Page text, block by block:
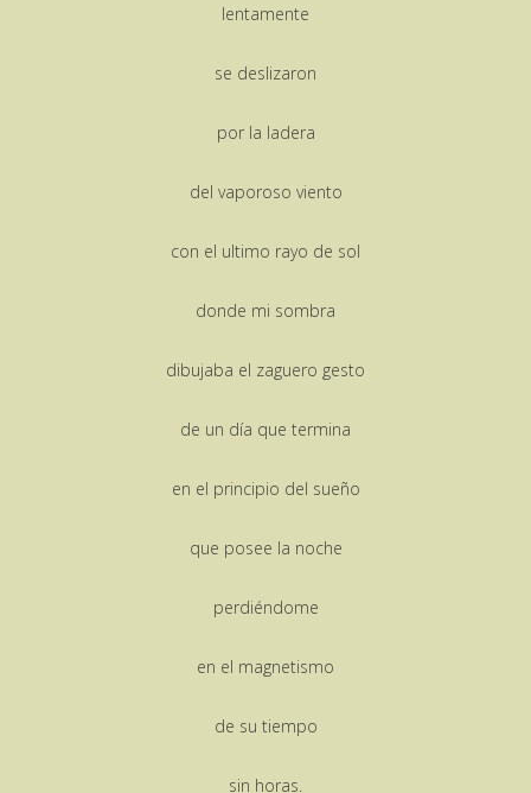
lentamente
se deslizaron
por la ladera
del vaporoso viento
con el ultimo rayo de sol
donde mi sombra
dibujaba el zaguero gesto
de un día que termina
en el principio del sueño
que posee la noche
perdiéndome
en el magnetismo
de su tiempo
sin horas.